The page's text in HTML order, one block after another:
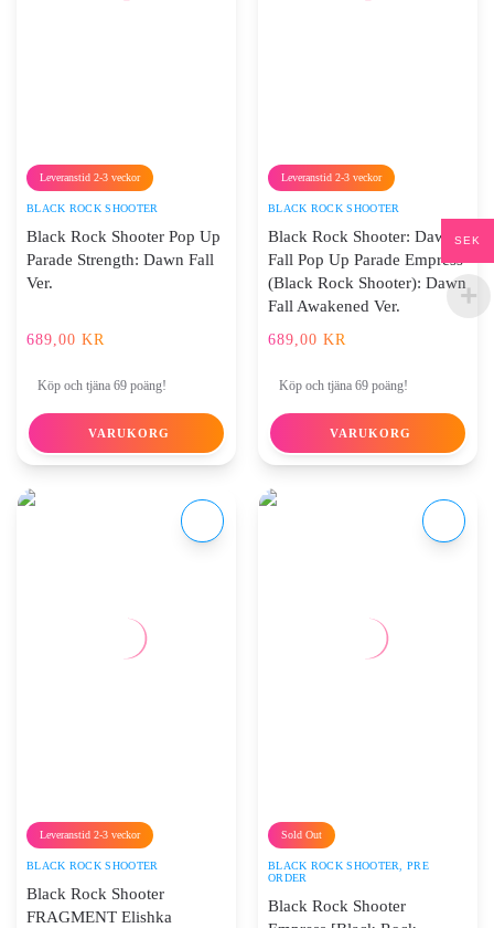
Leveranstid 2-3 veckor
BLACK ROCK SHOOTER
Black Rock Shooter Pop Up
Parade Strength: Dawn Fall
Ver.
689,00 KR
Köp och tjäna 69 poäng!
VARUKORG
Leveranstid 2-3 veckor
BLACK ROCK SHOOTER
Black Rock Shooter: Dawn
Fall Pop Up Parade Empress
(Black Rock Shooter): Dawn
Fall Awakened Ver.
689,00 KR
Köp och tjäna 69 poäng!
VARUKORG
Leveranstid 2-3 veckor
BLACK ROCK SHOOTER
Black Rock Shooter
FRAGMENT Elishka
Sold Out
BLACK ROCK SHOOTER,PRE
ORDER
Black Rock Shooter
SEK